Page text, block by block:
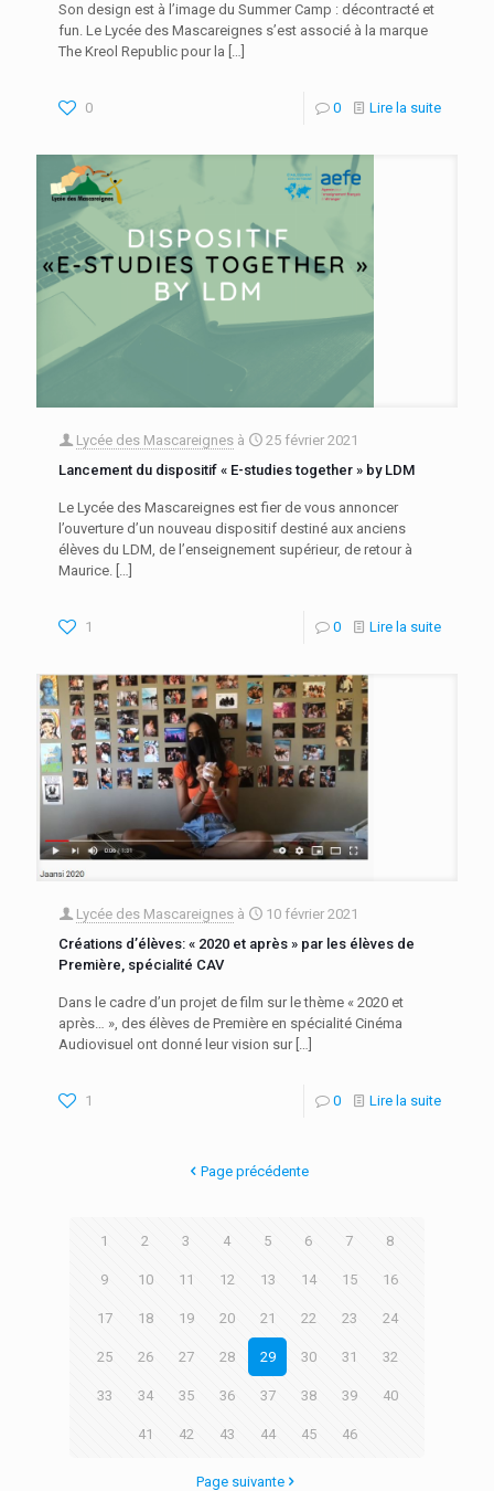
Son design est à l’image du Summer Camp : décontracté et
fun. Le Lycée des Mascareignes s’est associé à la marque
The Kreol Republic pour la […]
0 0 Lire la suite
Lycée des Mascareignes à
25 février 2021
Lancement du dispositif « E-studies together » by LDM
Le Lycée des Mascareignes est fier de vous annoncer
l’ouverture d’un nouveau dispositif destiné aux anciens
élèves du LDM, de l’enseignement supérieur, de retour à
Maurice. […]
1 0 Lire la suite
Lycée des Mascareignes à
10 février 2021
Créations d’élèves: « 2020 et après » par les élèves de
Première, spécialité CAV
Dans le cadre d’un projet de film sur le thème « 2020 et
après… », des élèves de Première en spécialité Cinéma
Audiovisuel ont donné leur vision sur[…]
1 0 Lire la suite
Page précédente
1 2 3 4 5 6 7 8
9 10 11 12 13 14 15 16
17 18 19 20 21 22 23 24
25 26 27 28 29 30 31 32
33 34 35 36 37 38 39 40
41 42 43 44 45 46
Page suivante